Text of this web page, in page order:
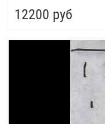
12200 руб